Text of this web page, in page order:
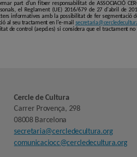
part d'un fitxer responsabilitat de ASSOCIACIÓ
el Reglament (UE) 2016/679 de 27 d'abril de
informatives amb la possibilitat de fer segmentació
al seu tractament en l'e-mail
de control (aepd.es) si considera que el tractament
Cercle de Cultura
Carrer Provença, 298
08008 Barcelona
secretaria@cercledecultura.org
comunicaciocc@cercledecultura.org